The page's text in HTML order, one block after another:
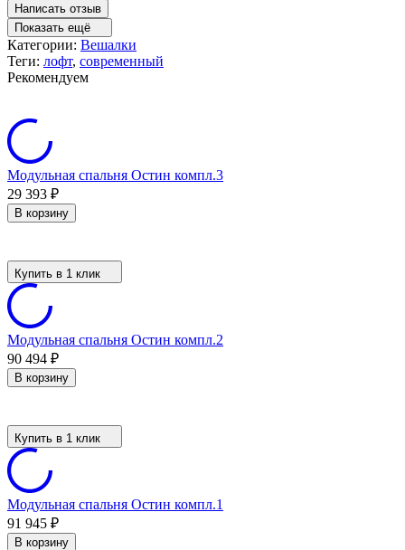
Написать отзыв
Показать ещё
Категории: Вешалки
Теги: лофт, современный
Рекомендуем
Модульная спальня Остин компл.3
29 393 ₽
В корзину
Купить в 1 клик
Модульная спальня Остин компл.2
90 494 ₽
В корзину
Купить в 1 клик
Модульная спальня Остин компл.1
91 945 ₽
В корзину